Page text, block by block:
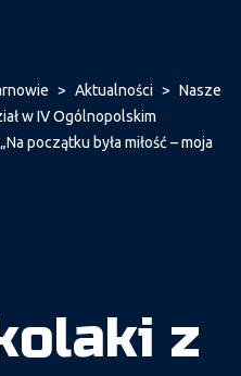
> Aktualności > Nasze
w IV Ogólnopolskim
początku była miłość – moja
z